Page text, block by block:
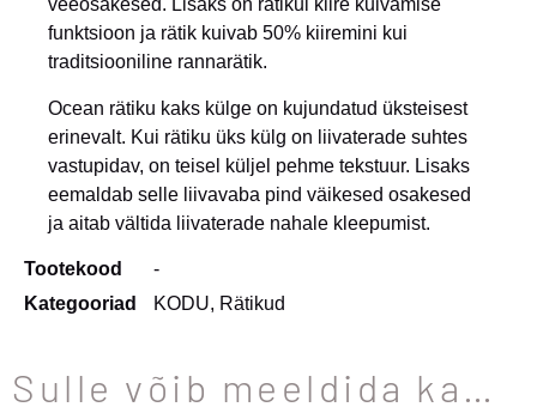
veeosakesed. Lisaks on rätikul kiire kuivamise
funktsioon ja rätik kuivab 50% kiiremini kui
traditsiooniline rannarätik.
Ocean rätiku kaks külge on kujundatud üksteisest
erinevalt. Kui rätiku üks külg on liivaterade suhtes
vastupidav, on teisel küljel pehme tekstuur. Lisaks
eemaldab selle liivavaba pind väikesed osakesed
ja aitab vältida liivaterade nahale kleepumist.
Tootekood
-
Kategooriad
KODU, Rätikud
Sulle võib meeldida ka…